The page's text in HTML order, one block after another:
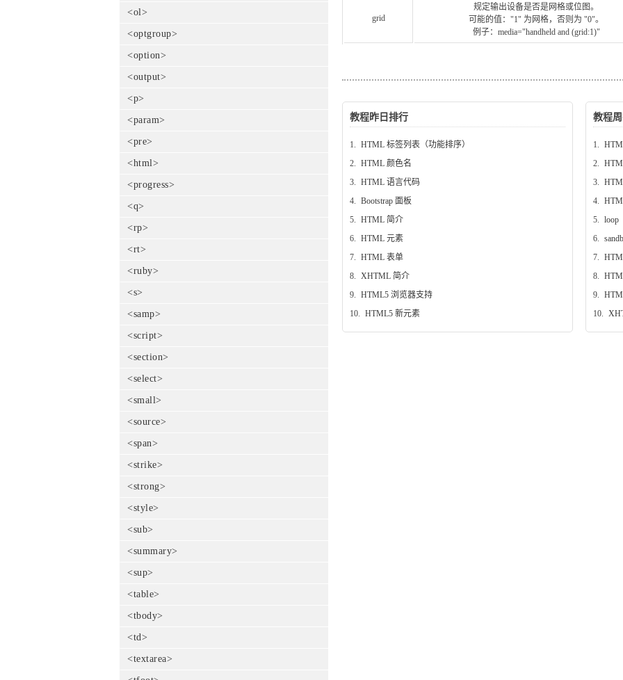
<ol>
<optgroup>
<option>
<output>
<p>
<param>
<pre>
<html>
<progress>
<q>
<rp>
<rt>
<ruby>
<s>
<samp>
<script>
<section>
<select>
<small>
<source>
<span>
<strike>
<strong>
<style>
<sub>
<summary>
<sup>
<table>
<tbody>
<td>
<textarea>
grid
规定输出设备是否是网格或位图。
可能的值："1" 为网格，否则为 "0"。
例子：media="handheld and (grid:1)"
教程昨日排行
1. HTML 标签列表（功能排序）
2. HTML 颜色名
3. HTML 语言代码
4. Bootstrap 面板
5. HTML 简介
6. HTML 元素
7. HTML 表单
8. XHTML 简介
9. HTML5 浏览器支持
10. HTML5 新元素
教程
1.
2.
3.
4.
5. loop
6.
7.
8.
9.
10.